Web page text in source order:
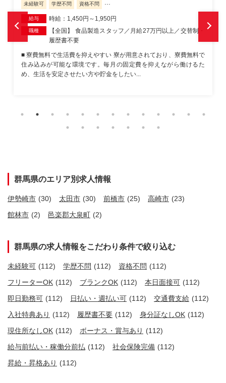
未経験可 学歴不問 資格不問
給与 時給：1,450円～1,950円
職種
【全国】 製造スタッフ／月収33万円可／土日休み・職場
見学OK
■ 即日に入寮できる 寮費無料で、単身・カップルでの入寮も相談し
やすい条件です。生活基盤を早く整えたい方にも向いています。 ■
食品工場の軽作業 食品メーカー...
群馬県のエリア別求人情報
伊勢崎市 (30) 太田市 (30) 前橋市 (25) 高崎市 (23)
館林市 (2) 邑楽郡大泉町 (2)
群馬県の求人情報をこだわり条件で絞り込む
未経験可 (112) 学歴不問 (112) 資格不問 (112)
フリーターOK (112) ブランクOK (112) 本日面接可 (112)
即日勤務可 (112) 日払い・週払い可 (112) 交通費支給 (112)
入社特典あり (112) 履歴書不要 (112) 身分証なしOK (112)
現住所なしOK (112) ボーナス・賞与あり (112)
給与前払い・稼働分前払 (112) 社会保険完備 (112)
昇給・昇格あり (112)